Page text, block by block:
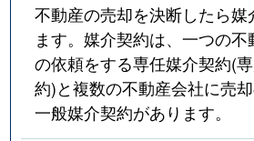
不動産の売却を決断したら媒
ます。媒介契約は、一つの
の依頼をする専任媒介契約(
約)と複数の不動産会社に売
一般媒介契約があります。